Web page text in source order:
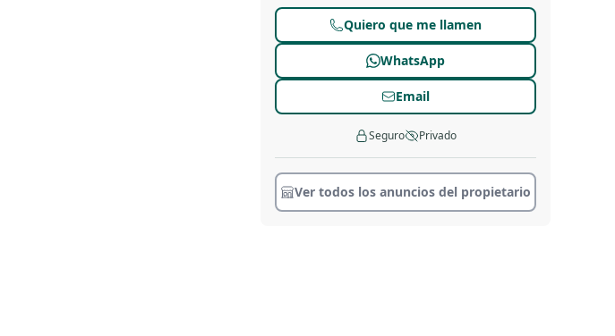
Quiero que me llamen
WhatsApp
Email
Seguro Privado
Ver todos los anuncios del propietario